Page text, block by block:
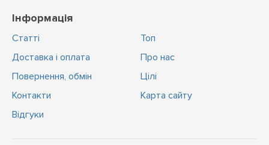
Інформація
Статті
Доставка і оплата
Повернення, обмін
Контакти
Відгуки
Топ
Про нас
Цiлi
Карта сайту